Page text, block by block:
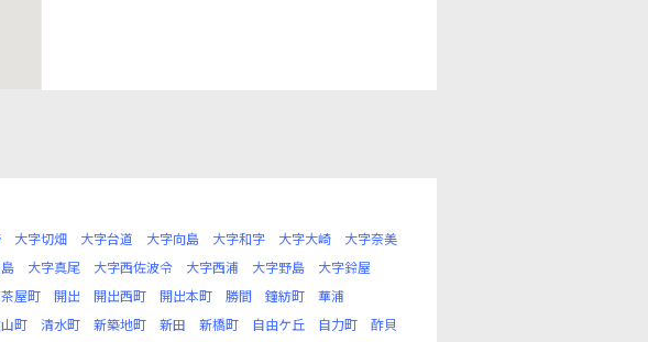
大字切畑 大字台道 大字向島 大字和字 大字大崎
大字奈美
大字真尾 大字西佐波令 大字西浦 大字野島
大字鈴屋
屋町 開出 開出西町 開出本町 勝間 鐘紡町
華浦
町 清水町 新築地町 新田 新橋町 自由ケ丘 自力町
酢貝